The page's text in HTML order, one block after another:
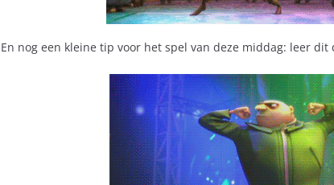
En nog een kleine tip voor het spel van deze middag: leer dit